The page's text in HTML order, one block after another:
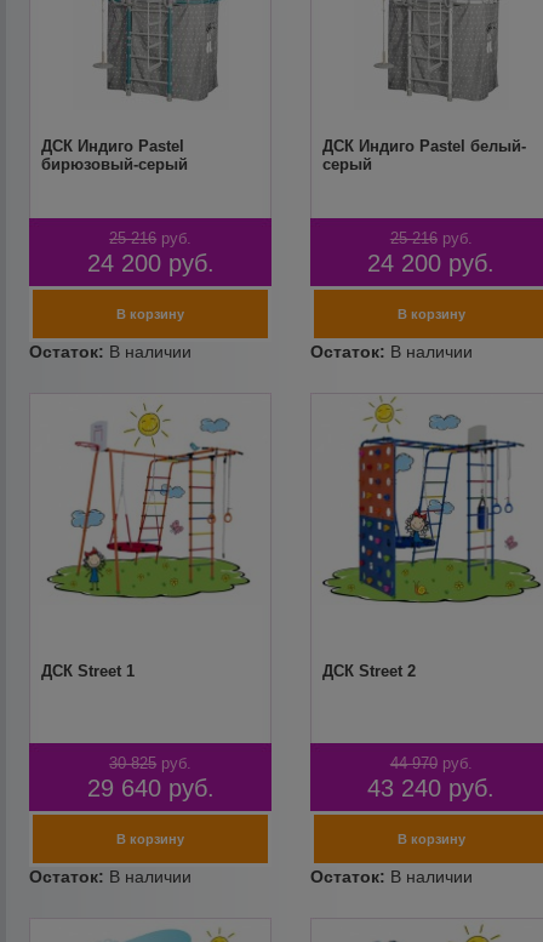
ДСК Индиго Pastel
бирюзовый-серый
25 216 руб.
24 200 руб.
ДСК Индиго Pastel белый-
серый
25 216 руб.
24 200 руб.
ДСК Street 1
30 825 руб.
29 640 руб.
ДСК Street 2
44 970 руб.
43 240 руб.